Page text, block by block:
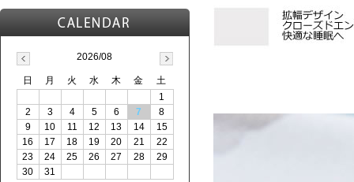
2026/08
日 月 火 水 木 金
土
1
2
3 4 5 6 7
8
9
10 11 12 13 14
15
16
17 18 19 20 21
22
23
24 25 26 27 28
29
30
31